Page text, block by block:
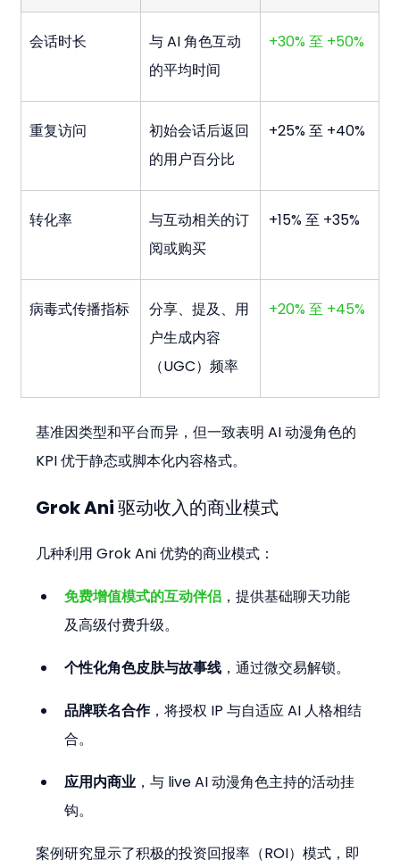
会话时长
与 AI 角色互动
的平均时间
+30% 至 +50%
重复访问
初始会话后返回
的用户百分比
+25% 至 +40%
转化率
与互动相关的订
阅或购买
+15% 至 +35%
病毒式传播指标
分享、提及、用
户生成内容
（UGC）频率
+20% 至 +45%
基准因类型和平台而异，但一致表明 AI 动漫角色的
KPI 优于静态或脚本化内容格式。
Grok Ani 驱动收入的商业模式
几种利用 Grok Ani 优势的商业模式：
免费增值模式的互动伴侣 ，提供基础聊天功能
及高级付费升级。
个性化角色皮肤与故事线 ，通过微交易解锁。
品牌联名合作，将授权 IP 与自适应 AI 人格相结
合。
应用内商业 ，与 live AI 动漫角色主持的活动挂
钩。
案例研究显示了积极的投资回报率（ROI）模式，即